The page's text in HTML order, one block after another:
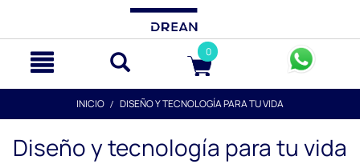
0
INICIO DISEÑO Y TECNOLOGÍA PARA TU VIDA
Diseño y tecnología para tu vida